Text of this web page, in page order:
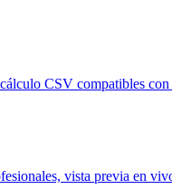
CSV compatibles
vista previa en